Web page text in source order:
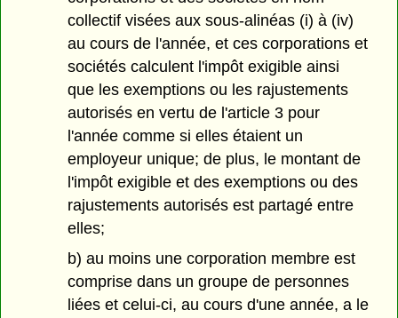
collectif visées aux sous-alinéas (i) à (iv)
au cours de l'année, et ces corporations et
sociétés calculent l'impôt exigible ainsi
que les exemptions ou les rajustements
autorisés en vertu de l'article 3 pour
l'année comme si elles étaient un
employeur unique; de plus, le montant de
l'impôt exigible et des exemptions ou des
rajustements autorisés est partagé entre
elles;
b) au moins une corporation membre est
comprise dans un groupe de personnes
liées et celui-ci, au cours d'une année, a le